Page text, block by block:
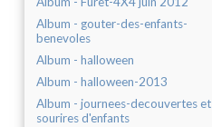
Album - gouter-des-enfants-
benevoles
Album - halloween
Album - halloween-2013
Album - journees-decouvertes et
sourires d'enfants